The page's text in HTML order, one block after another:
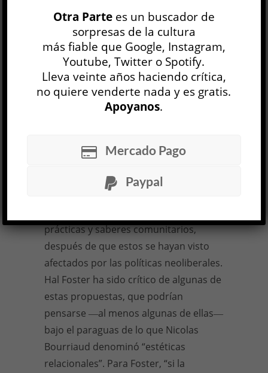
¿No es posible observar en esa
presencia el accionar del doble
comando del neoliberalismo, es decir,
el mercado celebrador de las
diferencias y la violencia fundante?
Los cuerpos disidentes, las
feminismos y los ecologismos
encuentran en el ámbito artístico un
espacio de realización mientras son
prácticas y saberes comunitarios,
después de que estos se hayan visto
afectados por las políticas neoliberales.
Hal Foster ha sido crítico de algunas de
estas propuestas, que podrían
pensarse ―al menos algunas de ellas―
bajo el paraguas de lo que Nicolas
Bourriaud denominó “estéticas
relacionales”. Para Foster, “si la
Otra Partees un buscador de
sorpresas de la cultura
más fiable que Google, Instagram,
Youtube, Twitter o Spotify.
Lleva veinte años haciendo crítica,
no quiere venderte nada y es gratis.
Apoyanos.
Mercado Pago
Paypal